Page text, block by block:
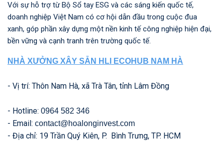
Với sự hỗ trợ từ Bộ Sổ tay ESG và các sáng kiến quốc tế,
doanh nghiệp Việt Nam có cơ hội dẫn đầu trong cuộc đua
xanh, góp phần xây dựng một nền kinh tế công nghiệp hiện đại,
bền vững và cạnh tranh trên trường quốc tế.
NHÀ XƯỞNG XÂY SẴN HLI ECOHUB NAM HÀ
- Vị trí: Thôn Nam Hà, xã Trà Tân, tỉnh Lâm Đồng
- Hotline: 0964 582 346
- Email: contact@hoalonginvest.com
- Địa chỉ: 19 Trần Quý Kiên, P. Bình Trưng, TP. HCM